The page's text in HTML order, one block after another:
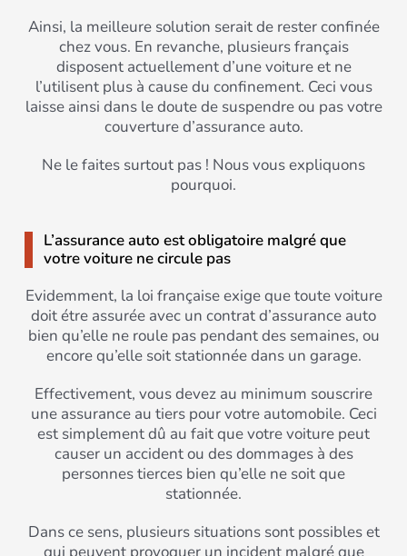
Ainsi, la meilleure solution serait de rester confinée
chez vous. En revanche, plusieurs français
disposent actuellement d’une voiture et ne
l’utilisent plus à cause du confinement. Ceci vous
laisse ainsi dans le doute de suspendre ou pas votre
couverture d’assurance auto.
Ne le faites surtout pas ! Nous vous expliquons
pourquoi.
L’assurance auto est obligatoire malgré que
votre voiture ne circule pas
Evidemment, la loi française exige que toute voiture
doit étre assurée avec un contrat d’assurance auto
bien qu’elle ne roule pas pendant des semaines, ou
encore qu’elle soit stationnée dans un garage.
Effectivement, vous devez au minimum souscrire
une assurance au tiers pour votre automobile. Ceci
est simplement dû au fait que votre voiture peut
causer un accident ou des dommages à des
personnes tierces bien qu’elle ne soit que
stationnée.
Dans ce sens, plusieurs situations sont possibles et